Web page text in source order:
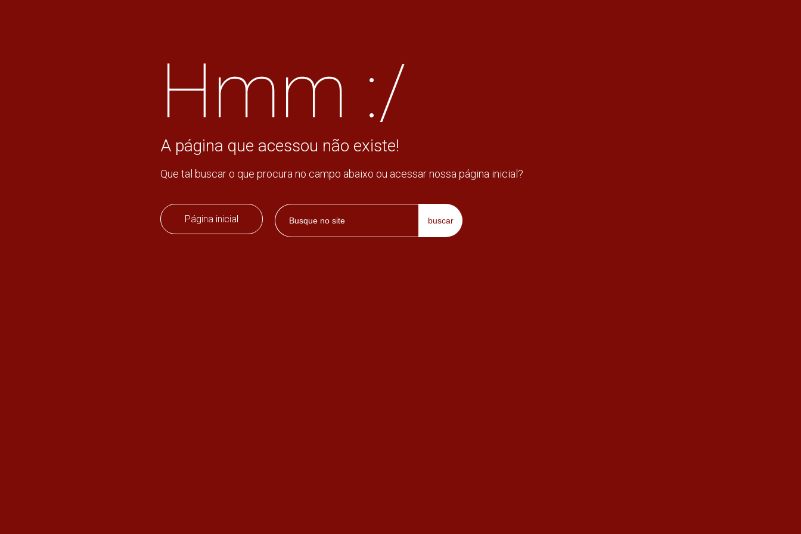
Hmm :/
A página que acessou não existe!
Que tal buscar o que procura no campo abaixo ou acessar nossa página inicial?
Página inicial